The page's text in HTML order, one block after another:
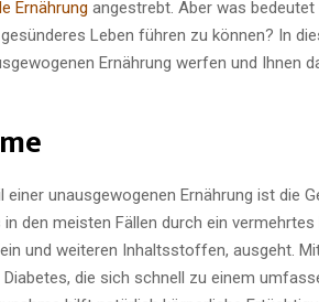
Ernährung angestrebt. Aber was
Leben führen zu können? In
Ernährung werfen und Ihnen
unausgewogenen Ernährung ist die
den meisten Fällen durch ein
und weiteren Inhaltsstoffen, ausgeht.
die sich schnell zu einem